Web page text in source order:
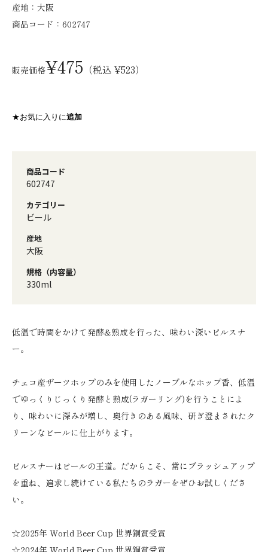
産地： 大阪
商品コード： 602747
販売価格¥475 （税込 ¥523）
★お気に入りに追加
商品コード
602747
カテゴリー
ビール
産地
大阪
規格（内容量）
330ml
低温で時間をかけて発酵&熟成を行った、味わい深いピルスナ
ー。
チェコ産ザーツホップのみを使用したノーブルなホップ香、低温
でゆっくりじっくり発酵と熟成(ラガーリング)を行うことによ
り、味わいに深みが増し、奥行きのある風味、研ぎ澄まされたク
リーンなビールに仕上がります。
ピルスナーはビールの王道。だからこそ、常にブラッシュアップ
を重ね、追求し続けている私たちのラガーをぜひお試しくださ
い。
☆2025年 World Beer Cup 世界銅賞受賞
☆2024年 World Beer Cup 世界銅賞受賞